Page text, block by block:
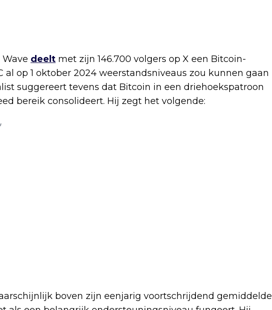
deelt met zijn 146.700 volgers op X een Bitcoin-
op 1 oktober 2024 weerstandsniveaus zou kunnen gaan
suggereert tevens dat Bitcoin in een driehoekspatroon
bereik consolideert. Hij zegt het volgende:
boven zijn eenjarig voortschrijdend gemiddelde